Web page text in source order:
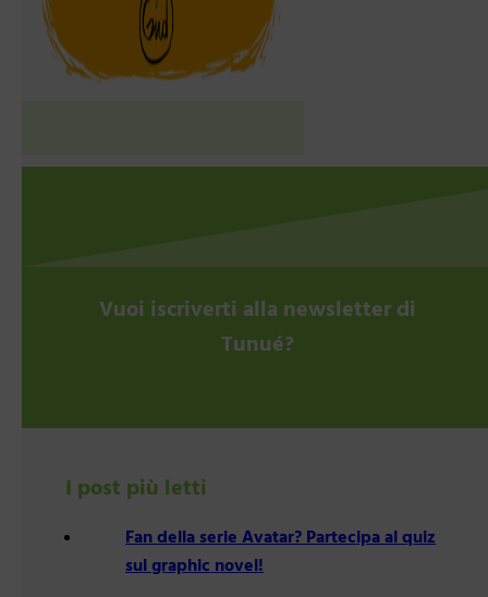
Vuoi iscriverti alla newsletter di
Tunué?
I post più letti
Fan della serie Avatar? Partecipa al quiz
sul graphic novel!